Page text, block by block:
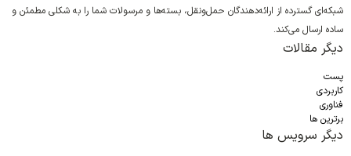
شبکه‌ای گسترده از ارائه‌دهندگان حمل‌ونقل، بسته‌ها و مرسولات شما را به شکلی مطمئن و
ساده ارسال می‌کند.
دیگر مقالات
پست
کاربردی
فناوری
برترین ها
دیگر سرویس ها